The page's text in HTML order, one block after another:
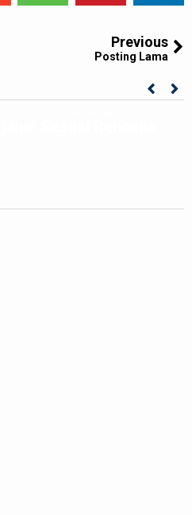
Previous
Posting Lama
Berkantor di
Sesuai Rencana